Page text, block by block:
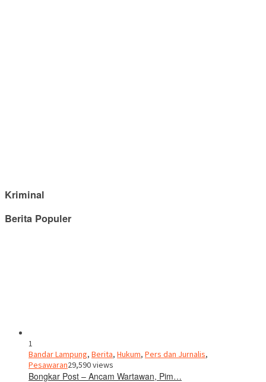
Kriminal
Berita Populer
1
Bandar Lampung, Berita, Hukum, Pers dan Jurnalis,
Pesawaran29,590 views
Bongkar Post – Ancam Wartawan, Pim…